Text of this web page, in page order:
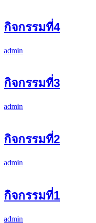
กิจกรรมที่4
admin
กิจกรรมที่3
admin
กิจกรรมที่2
admin
กิจกรรมที่1
admin